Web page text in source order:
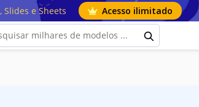
e Sheets Acesso ilimitado